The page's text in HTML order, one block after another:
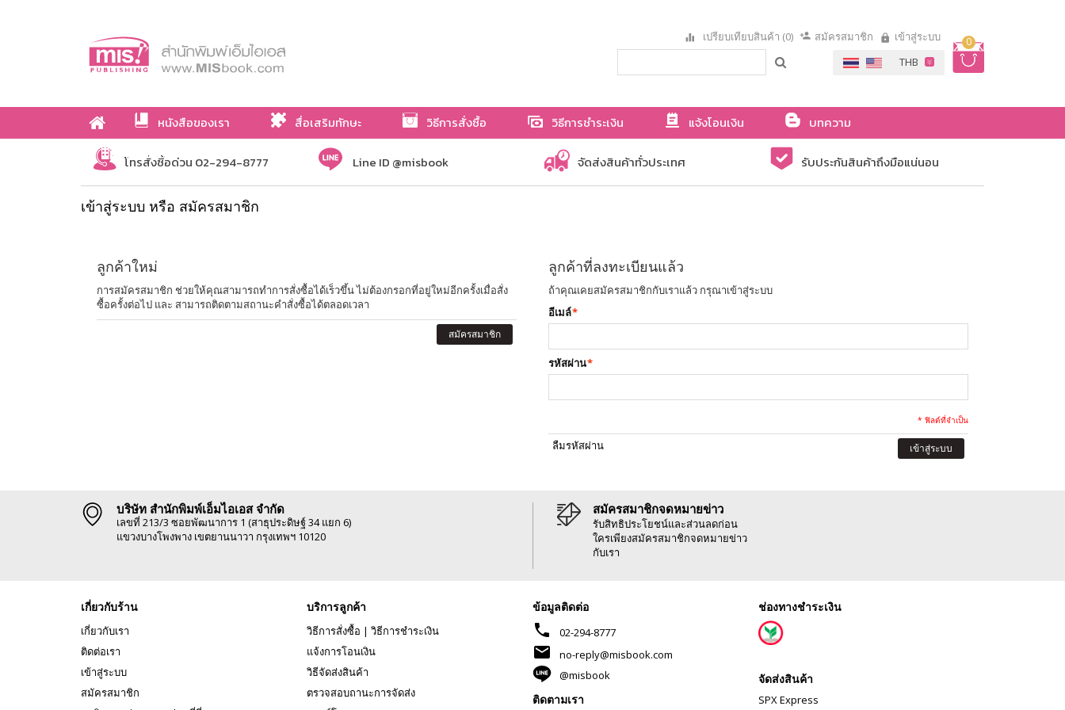
0
เปรียบเทียบสินค้า (0) สมัครสมาชิก เข้าสู่ระบบ
หนังสือของเรา สื่อเสริมทักษะ วิธีการสั่งซื้อ วิธีการชำระเงิน แจ้งโอนเงิน
บทความ
เกี่ยวกับเรา
โทรสั่งซื้อด่วน 02-294-8777 Line ID @misbook จัดส่งสินค้าทั่วประเทศ รับประกันสินค้าถึงมือแน่นอน
เข้าสู่ระบบ หรือ สมัครสมาชิก
ลูกค้าใหม่
การสมัครสมาชิก ช่วยให้คุณสามารถทำการสั่งซื้อได้เร็วขึ้น ไม่ต้องกรอกที่อยู่ใหม่อีกครั้งเมื่อสั่ง
ซื้อครั้งต่อไป และ สามารถติดตามสถานะคำสั่งซื้อได้ตลอดเวลา
สมัครสมาชิก
ลูกค้าที่ลงทะเบียนแล้ว
ถ้าคุณเคยสมัครสมาชิกกับเราแล้ว กรุณาเข้าสู่ระบบ
*
อีเมล์
*
รหัสผ่าน
* ฟิลด์ที่จำเป็น
ลืมรหัสผ่าน เข้าสู่ระบบ
บริษัท สำนักพิมพ์เอ็มไอเอส จำกัด
เลขที่ 213/3 ซอยพัฒนาการ 1 (สาธุประดิษฐ์ 34 แยก 6)
แขวงบางโพงพาง เขตยานนาวา กรุงเทพฯ 10120
สมัครสมาชิกจดหมายข่าว
รับสิทธิประโยชน์และส่วนลดก่อน
ใครเพียงสมัครสมาชิกจดหมายข่าว
กับเรา
เกี่ยวกับร้าน
เกี่ยวกับเรา
ติดต่อเรา
เข้าสู่ระบบ
สมัครสมาชิก
บริการลูกค้า
วิธีการสั่งซื้อ | วิธีการชำระเงิน
แจ้งการโอนเงิน
วิธีจัดส่งสินค้า
ตรวจสอบถานะการจัดส่ง
ข้อมูลติดต่อ
phone 02-294-8777
mail
no-reply@misbook.com
@misbook
ติดตามเรา
ช่องทางชำระเงิน
จัดส่งสินค้า
SPX Express